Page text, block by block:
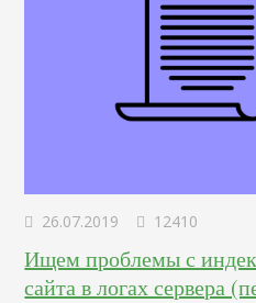
26.07.2019 12410
Ищем проблемы с
сайта в логах сервера